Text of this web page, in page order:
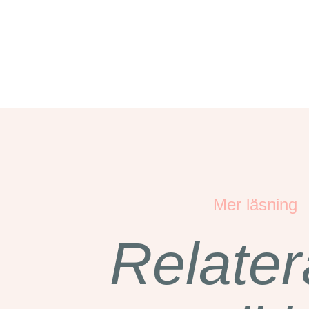
Mer läsning